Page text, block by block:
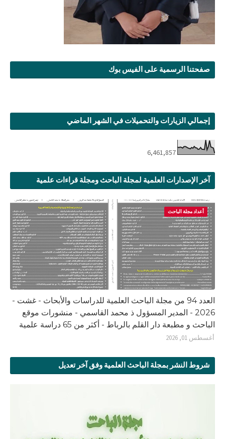
صفحتنا الرسمية على الفيس بوك
إجمالي الزيارات والتحميلات في الشهر الماضي
6,461,857
آخر الإصدارات العلمية لمجلة الباحث ومجلة قراءات علمية
أعداد مجلة الباحث
العدد 94 من مجلة الباحث العلمية للدراسات والأبحاث - غشت -
2026 - المدير المسؤول ذ محمد القاسمي - منشورات موقع
الباحث و مطبعة دار القلم بالرباط - أكثر من 65 دراسة علمية
أغسطس 01, 2026
شروط النشر بمجلة الباحث العلمية وفق آخر تعديل